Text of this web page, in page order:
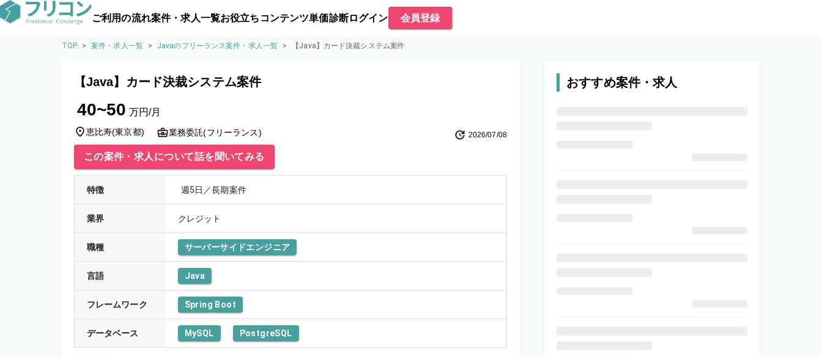
ご利用の流れ案件・求人一覧お役立ちコンテンツ単価診断ログイン 会員登録
TOP > 案件・求人一覧 > Javaのフリーランス案件・求人一覧 > 【Java】カード決裁システム案件
【Java】カード決裁システム案件
40~50 万円/月
恵比寿(東京都) 業務委託(フリーランス) 2026/07/08
この案件・求人について話を聞いてみる
特徴 週5日／長期案件
業界 クレジット
職種 サーバーサイドエンジニア
言語 Java
フレームワーク Spring Boot
データベース MySQL PostgreSQL
おすすめ案件・求人